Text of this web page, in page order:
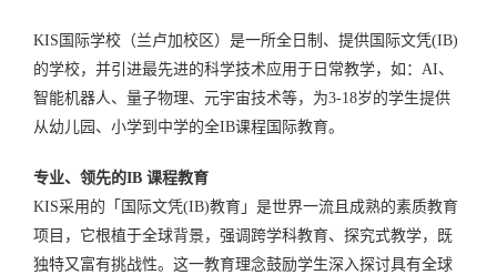
KIS国际学校（兰卢加校区）是一所全日制、提供国际文凭(IB)
的学校，并引进最先进的科学技术应用于日常教学，如：AI、
智能机器人、量子物理、元宇宙技术等，为3-18岁的学生提供
从幼儿园、小学到中学的全IB课程国际教育。
专业、领先的IB 课程教育
KIS采用的「国际文凭(IB)教育」是世界一流且成熟的素质教育
项目，它根植于全球背景，强调跨学科教育、探究式教学，既
独特又富有挑战性。这一教育理念鼓励学生深入探讨具有全球